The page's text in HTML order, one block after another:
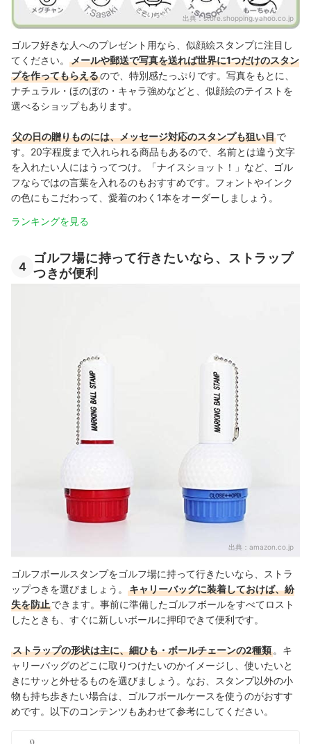
出典：store.shopping.yahoo.co.jp
ゴルフ好きな人へのプレゼント用なら、似顔絵スタンプに注目し
てください。
メールや郵送で写真を送れば世界に1つだけのスタン
プを作ってもらえるので、特別感たっぷりです。 写真をもとに、
ナチュラル・ほのぼの・キャラ強めなどと、似顔絵のテイストを
選べるショップもあります。
父の日の贈りものには、メッセージ対応のスタンプも狙い目で
す。20字程度まで入れられる商品もあるので、名前とは違う文字
を入れたい人にはうってつけ。「ナイスショット！」など、ゴル
フならではの言葉を入れるのもおすすめです。フォントやインク
の色にもこだわって、愛着のわく1本をオーダーしましょう。
ランキングを見る
4
ゴルフ場に持って行きたいなら、ストラップ
つきが便利
出典： amazon.co.jp
ゴルフボールスタンプをゴルフ場に持って行きたいなら、ストラ
ップつきを選びましょう。
キャリーバッグに装着しておけば、紛
失を防止できます。事前に準備したゴルフボールをすべてロスト
したときも、すぐに新しいボールに押印できて便利です。
ストラップの形状は主に、細ひも・ボールチェーンの2種類 。キ
ャリーバッグのどこに取りつけたいのかイメージし、 使いたいと
きにサッと外せるものを選びましょう。なお、スタンプ以外の小
物も持ち歩きたい場合は、ゴルフボールケースを使うのがおすす
めです。以下のコンテンツもあわせて参考にしてください。